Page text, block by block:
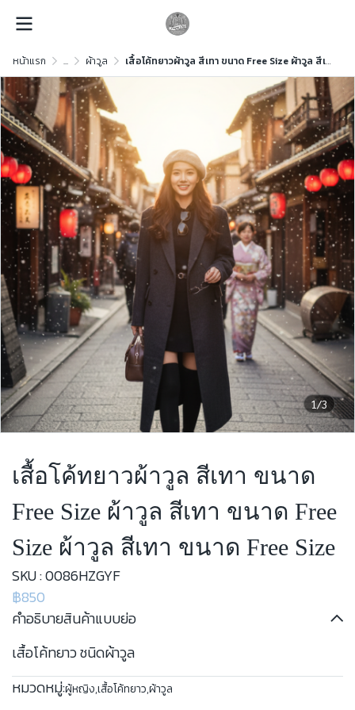
หน้าแรก ... ผ้าวูล เสื้อโค้ทยาวผ้าวูล สีเทา ขนาด Free Size ผ้าวูล สีเทา ขนาด Free Size ผ้าวูล สีเทา ขนาด Free Size
1/3
เสื้อโค้ทยาวผ้าวูล สีเทา ขนาด
Free Size ผ้าวูล สีเทา ขนาด Free
Size ผ้าวูล สีเทา ขนาด Free Size
SKU : 0086HZGYF
฿850
คำอธิบายสินค้าแบบย่อ
เสื้อโค้ทยาว ชนิดผ้าวูล
หมวดหมู่:ผู้หญิง,เสื้อโค้ทยาว,ผ้าวูล